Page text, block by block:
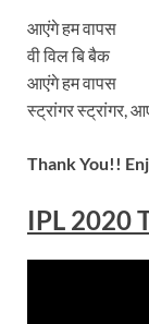
आएंगे हम वापस
वी विल बि बैक
आएंगे हम वापस
स्ट्रांगर स्ट्रांगर,
Thank You!!
IPL 2020